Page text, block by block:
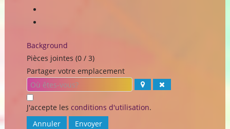
Background
Pièces jointes (0/ 3)
Partager votre emplacement
J'accepte les conditions d'utilisation.
Annuler
Envoyer